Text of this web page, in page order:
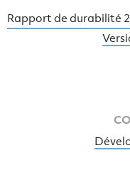
Rapport de durabilité